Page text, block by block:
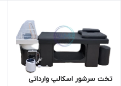
تخت سرشور اسکالپ وارداتی